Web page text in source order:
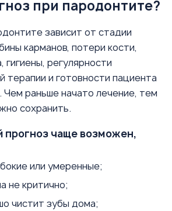
при пародонтите?
зависит от стадии
карманов, потери кости,
гигиены, регулярности
и готовности пациента
Чем раньше начато лечение, тем
сохранить.
прогноз чаще возможен,
или умеренные;
не критично;
чистит зубы дома;